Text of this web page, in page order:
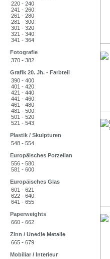
220 - 240
241 - 260
261 - 280
281 - 300
301 - 320
321 - 340
341 - 364
Fotografie
370 - 382
Grafik 20. Jh. - Farbteil
390 - 400
401 - 420
421 - 440
441 - 460
461 - 480
481 - 500
501 - 520
521 - 543
Plastik / Skulpturen
548 - 554
Europäisches Porzellan
556 - 580
581 - 600
Europäisches Glas
601 - 621
622 - 640
641 - 655
Paperweights
660 - 662
Zinn / Unedle Metalle
665 - 679
Mobiliar / Interieur